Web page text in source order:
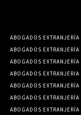
ABOGADOS EXTRANJERÍA
ABOGADOS EXTRANJERÍA
ABOGADOS EXTRANJERÍA
ABOGADOS EXTRANJERIA
ABOGADOS EXTRANJERÍA
ABOGADOS
ABOGADOS EXTRANJERÍA